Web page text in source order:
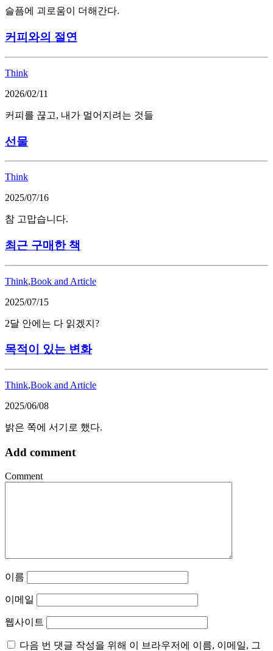
슬픔에 괴로움이 더해간다.
커피와의 절연
Think
2026/02/11
커피를 끊고, 내가 멀어지려는 것들
선물
Think
2025/07/16
참 고맙습니다.
최근 구매한 책
Think,Book and Article
2025/07/15
2달 안에는 다 읽겠지?
목적이 있는 변화
Think,Book and Article
2025/06/08
밝은 쪽에 서기로 했다.
Add comment
Comment
이름
이메일
웹사이트
다음 번 댓글 작성을 위해 이 브라우저에 이름, 이메일, 그